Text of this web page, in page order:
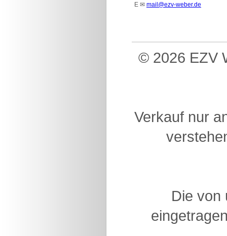
E ✉ mail@ezv-weber.de
© 2026 EZV
Verkauf nur
Die von